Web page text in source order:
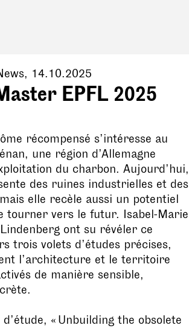
14.10.2025
EPFL 2025
récompensé s’intéresse au
une région d’Allemagne
du charbon. Aujourd’hui,
des ruines industrielles et des
elle recèle aussi un potentiel
tourner vers le futur. Isabel-Marie
ont su révéler ce
trois volets d’études précises,
l’architecture et le territoire
de manière sensible,
« Unbuilding the obsolete